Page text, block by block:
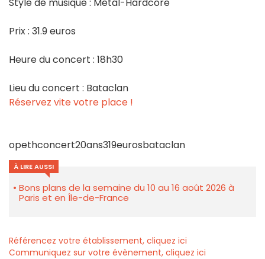
Prix : 31.9 euros
Heure du concert : 18h30
Lieu du concert : Bataclan
Réservez vite votre place !
opethconcert20ans319eurosbataclan
À LIRE AUSSI
Bons plans de la semaine du 10 au 16 août 2026 à
Paris et en Île-de-France
Référencez votre établissement, cliquez ici
Communiquez sur votre évènement, cliquez ici